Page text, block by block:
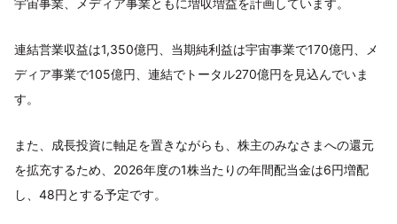
連結営業収益は1,350億円、当期純利益は宇宙事業で170億円、メ
ディア事業で105億円、連結でトータル270億円を見込んでいま
す。
また、成長投資に軸足を置きながらも、株主のみなさまへの還元
を拡充するため、2026年度の1株当たりの年間配当金は6円増配
し、48円とする予定です。